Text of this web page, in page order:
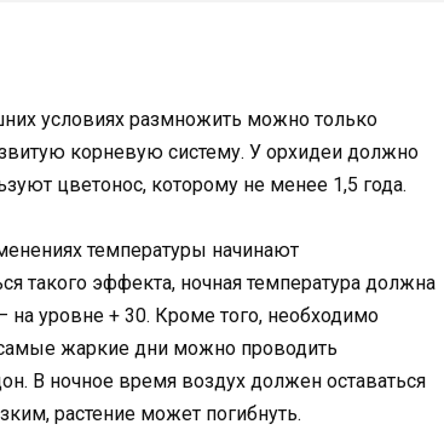
условиях размножить можно только
корневую систему. У орхидеи должно
цветонос, которому не менее 1,5 года.
температуры начинают
такого эффекта, ночная температура должна
на уровне + 30. Кроме того, необходимо
жаркие дни можно проводить
В ночное время воздух должен оставаться
растение может погибнуть.